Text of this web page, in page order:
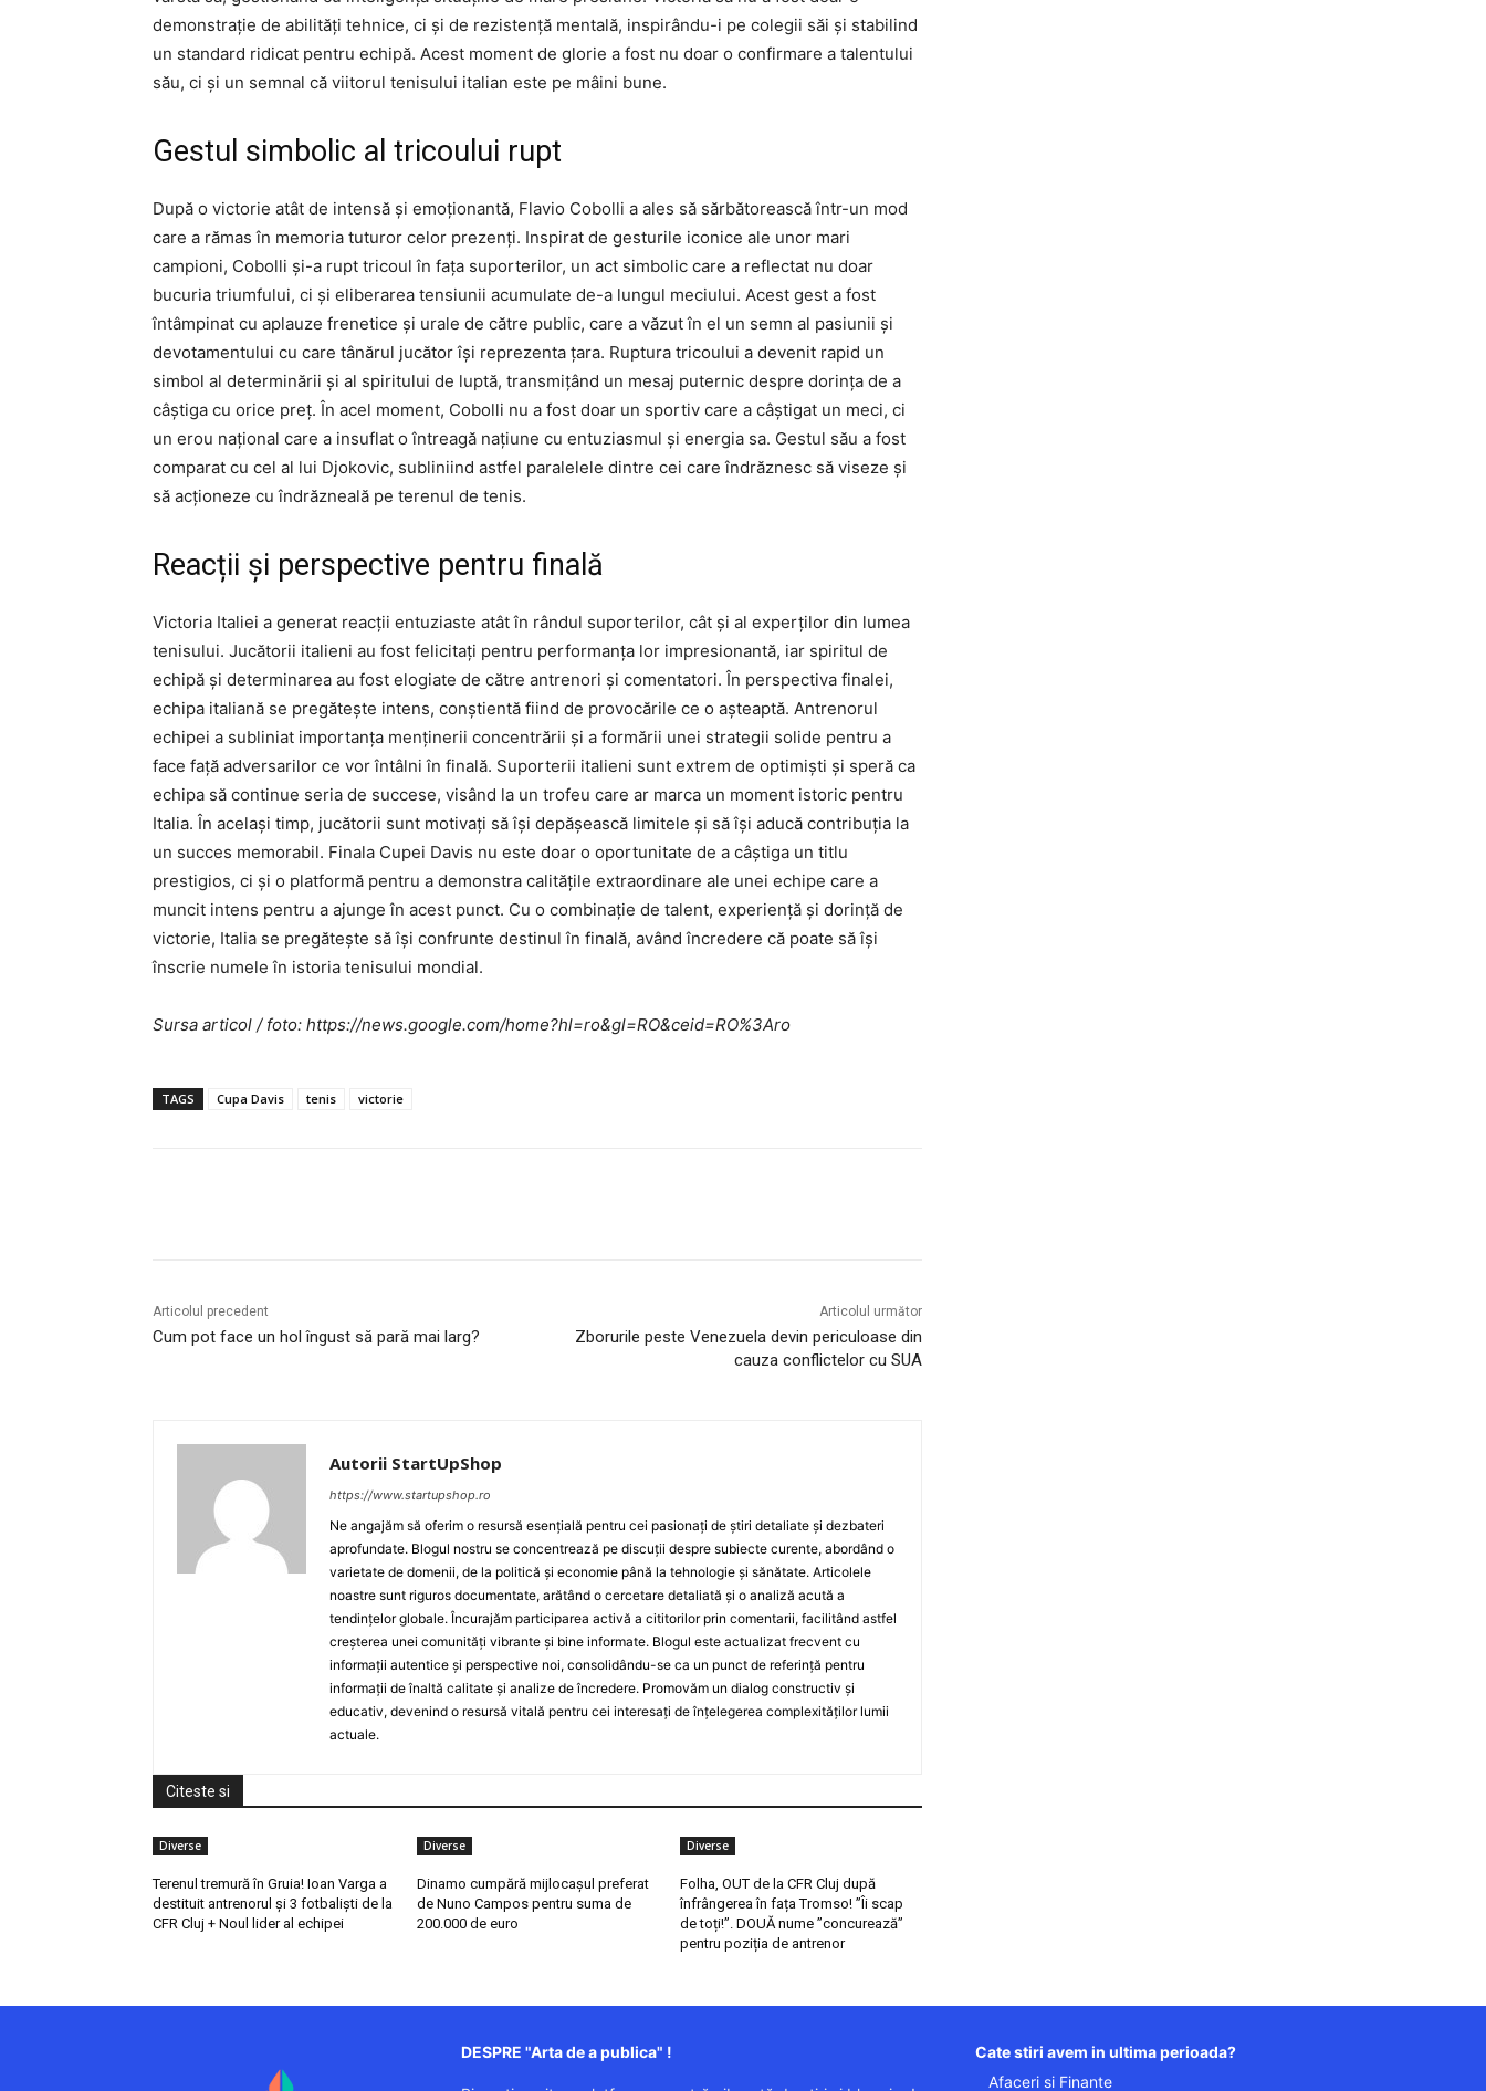
demonstrație de abilități tehnice, ci și de rezistență mentală, inspirându-i pe colegii săi și stabilind
un standard ridicat pentru echipă. Acest moment de glorie a fost nu doar o confirmare a talentului
său, ci și un semnal că viitorul tenisului italian este pe mâini bune.
Gestul simbolic al tricoului rupt
După o victorie atât de intensă și emoționantă, Flavio Cobolli a ales să sărbătorească într-un mod
care a rămas în memoria tuturor celor prezenți. Inspirat de gesturile iconice ale unor mari
campioni, Cobolli și-a rupt tricoul în fața suporterilor, un act simbolic care a reflectat nu doar
bucuria triumfului, ci și eliberarea tensiunii acumulate de-a lungul meciului. Acest gest a fost
întâmpinat cu aplauze frenetice și urale de către public, care a văzut în el un semn al pasiunii și
devotamentului cu care tânărul jucător își reprezenta țara. Ruptura tricoului a devenit rapid un
simbol al determinării și al spiritului de luptă, transmițând un mesaj puternic despre dorința de a
câștiga cu orice preț. În acel moment, Cobolli nu a fost doar un sportiv care a câștigat un meci, ci
un erou național care a insuflat o întreagă națiune cu entuziasmul și energia sa. Gestul său a fost
comparat cu cel al lui Djokovic, subliniind astfel paralelele dintre cei care îndrăznesc să viseze și
să acționeze cu îndrăzneală pe terenul de tenis.
Reacții și perspective pentru finală
Victoria Italiei a generat reacții entuziaste atât în rândul suporterilor, cât și al experților din lumea
tenisului. Jucătorii italieni au fost felicitați pentru performanța lor impresionantă, iar spiritul de
echipă și determinarea au fost elogiate de către antrenori și comentatori. În perspectiva finalei,
echipa italiană se pregătește intens, conștientă fiind de provocările ce o așteaptă. Antrenorul
echipei a subliniat importanța menținerii concentrării și a formării unei strategii solide pentru a
face față adversarilor ce vor întâlni în finală. Suporterii italieni sunt extrem de optimiști și speră ca
echipa să continue seria de succese, visând la un trofeu care ar marca un moment istoric pentru
Italia. În același timp, jucătorii sunt motivați să își depășească limitele și să își aducă contribuția la
un succes memorabil. Finala Cupei Davis nu este doar o oportunitate de a câștiga un titlu
prestigios, ci și o platformă pentru a demonstra calitățile extraordinare ale unei echipe care a
muncit intens pentru a ajunge în acest punct. Cu o combinație de talent, experiență și dorință de
victorie, Italia se pregătește să își confrunte destinul în finală, având încredere că poate să își
înscrie numele în istoria tenisului mondial.
Sursa articol / foto: https://news.google.com/home?hl=ro&gl=RO&ceid=RO%3Aro
TAGS Cupa Davis tenis victorie
Articolul precedent
Cum pot face un hol îngust să pară mai larg?
Articolul următor
Zborurile peste Venezuela devin periculoase din
cauza conflictelor cu SUA
Autorii StartUpShop
https://www.startupshop.ro
Ne angajăm să oferim o resursă esențială pentru cei pasionați de știri detaliate și dezbateri
aprofundate. Blogul nostru se concentrează pe discuții despre subiecte curente, abordând o
varietate de domenii, de la politică și economie până la tehnologie și sănătate. Articolele
noastre sunt riguros documentate, arătând o cercetare detaliată și o analiză acută a
tendințelor globale. Încurajăm participarea activă a cititorilor prin comentarii, facilitând astfel
creșterea unei comunități vibrante și bine informate. Blogul este actualizat frecvent cu
informații autentice și perspective noi, consolidându-se ca un punct de referință pentru
informații de înaltă calitate și analize de încredere. Promovăm un dialog constructiv și
educativ, devenind o resursă vitală pentru cei interesați de înțelegerea complexităților lumii
actuale.
Citeste si
Diverse
Terenul tremură în Gruia! Ioan Varga a
destituit antrenorul și 3 fotbaliști de la
CFR Cluj + Noul lider al echipei
Diverse
Dinamo cumpără mijlocașul preferat
de Nuno Campos pentru suma de
200.000 de euro
Diverse
Folha, OUT de la CFR Cluj după
înfrângerea în fața Tromso! ”Îi scap
de toți!”. DOUĂ nume ”concurează”
pentru poziția de antrenor
DESPRE "Arta de a publica" !
Cate stiri avem in ultima perioada?
Afaceri si Finante